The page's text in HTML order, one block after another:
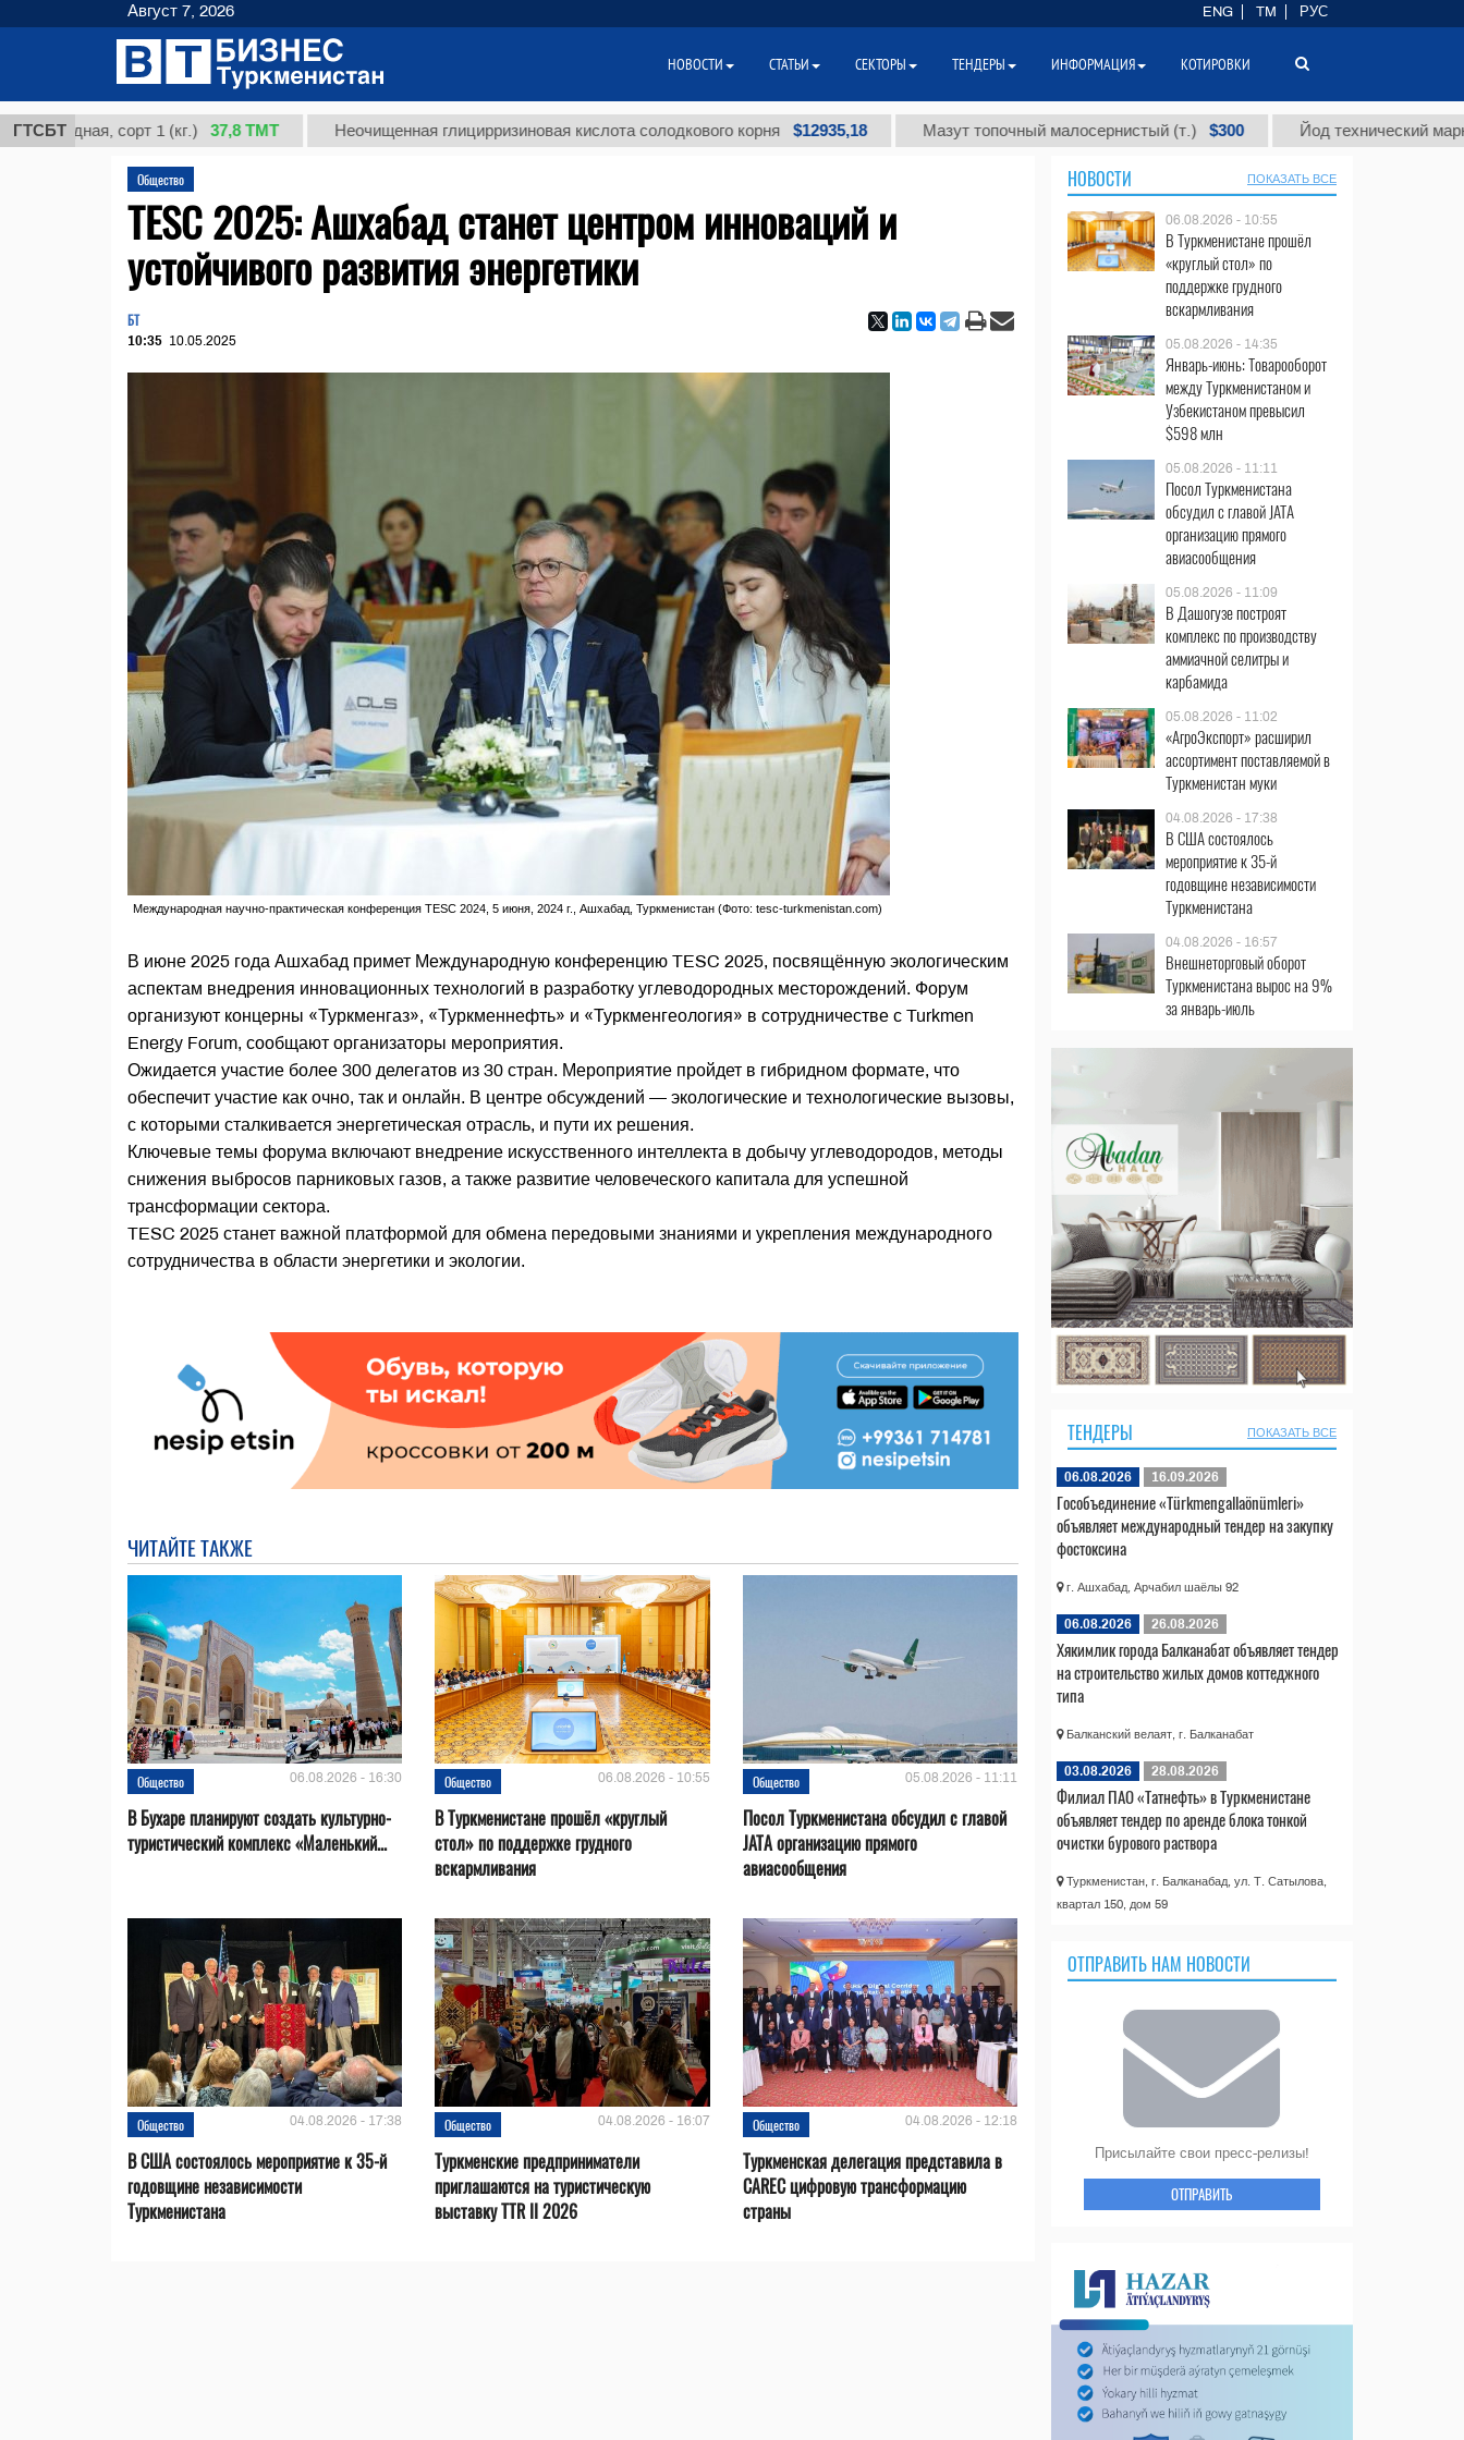
ГТСБТсорт 1 (кг.) 37,8 ТМТ Неочищенная глицирризиновая кислота солодкового корня $12935,18 Мазут топочный малосернистый (т.) $300 Йод технический марки "А"
Общество
TESC 2025: Ашхабад станет центром инноваций и
устойчивого развития энергетики
БТ
10:35 10.05.2025
Международная научно-практическая конференция TESC 2024, 5 июня, 2024 г., Ашхабад, Туркменистан (Фото: tesc-turkmenistan.com)
В июне 2025 года Ашхабад примет Международную конференцию TESC 2025, посвящённую экологическим
аспектам внедрения инновационных технологий в разработку углеводородных месторождений. Форум
организуют концерны «Туркменгаз», «Туркменнефть» и «Туркменгеология» в сотрудничестве с Turkmen
Energy Forum, сообщают организаторы мероприятия.
Ожидается участие более 300 делегатов из 30 стран. Мероприятие пройдет в гибридном формате, что
обеспечит участие как очно, так и онлайн. В центре обсуждений — экологические и технологические вызовы,
с которыми сталкивается энергетическая отрасль, и пути их решения.
Ключевые темы форума включают внедрение искусственного интеллекта в добычу углеводородов, методы
снижения выбросов парниковых газов, а также развитие человеческого капитала для успешной
трансформации сектора.
TESC 2025 станет важной платформой для обмена передовыми знаниями и укрепления международного
сотрудничества в области энергетики и экологии.
ЧИТАЙТЕ ТАКЖЕ
Общество 06.08.2026 - 16:30
В Бухаре планируют создать культурно-
туристический комплекс «Маленький...
Общество 06.08.2026 - 10:55
В Туркменистане прошёл «круглый
стол» по поддержке грудного
вскармливания
Общество 05.08.2026 - 11:11
Посол Туркменистана обсудил с главой
JATA организацию прямого
авиасообщения
Общество 04.08.2026 - 17:38
В США состоялось мероприятие к 35-й
годовщине независимости
Туркменистана
Общество 04.08.2026 - 16:07
Туркменские предприниматели
приглашаются на туристическую
выставку TTR II 2026
Общество 04.08.2026 - 12:18
Туркменская делегация представила в
CAREC цифровую трансформацию
страны
НОВОСТИ ПОКАЗАТЬ ВСЕ
06.08.2026 - 10:55
В Туркменистане прошёл
«круглый стол» по
поддержке грудного
вскармливания
05.08.2026 - 14:35
Январь-июнь: Товарооборот
между Туркменистаном и
Узбекистаном превысил
$598 млн
05.08.2026 - 11:11
Посол Туркменистана
обсудил с главой JATA
организацию прямого
авиасообщения
05.08.2026 - 11:09
В Дашогузе построят
комплекс по производству
аммиачной селитры и
карбамида
05.08.2026 - 11:02
«АгроЭкспорт» расширил
ассортимент поставляемой в
Туркменистан муки
04.08.2026 - 17:38
В США состоялось
мероприятие к 35-й
годовщине независимости
Туркменистана
04.08.2026 - 16:57
Внешнеторговый оборот
Туркменистана вырос на 9%
за январь-июль
ТЕНДЕРЫ ПОКАЗАТЬ ВСЕ
06.08.2026 16.09.2026
Гособъединение «Türkmengallaönümleri»
объявляет международный тендер на закупку
фостоксина
г. Ашхабад, Арчабил шаёлы 92
06.08.2026 26.08.2026
Хякимлик города Балканабат объявляет тендер
на строительство жилых домов коттеджного
типа
Балканский велаят, г. Балканабат
03.08.2026 28.08.2026
Филиал ПАО «Татнефть» в Туркменистане
объявляет тендер по аренде блока тонкой
очистки бурового раствора
Туркменистан, г. Балканабад, ул. Т. Сатылова,
квартал 150, дом 59
ОТПРАВИТЬ НАМ НОВОСТИ
Присылайте свои пресс-релизы!
ОТПРАВИТЬ
Август 7, 2026 ENG TM РУС
НОВОСТИ СТАТЬИ СЕКТОРЫ ТЕНДЕРЫ ИНФОРМАЦИЯ КОТИРОВКИ